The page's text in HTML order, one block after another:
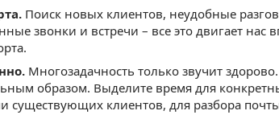
Поиск новых клиентов, неудобные
звонки и встречи – все это двигает нас
Многозадачность только звучит
образом. Выделите время для
существующих клиентов, для разбора